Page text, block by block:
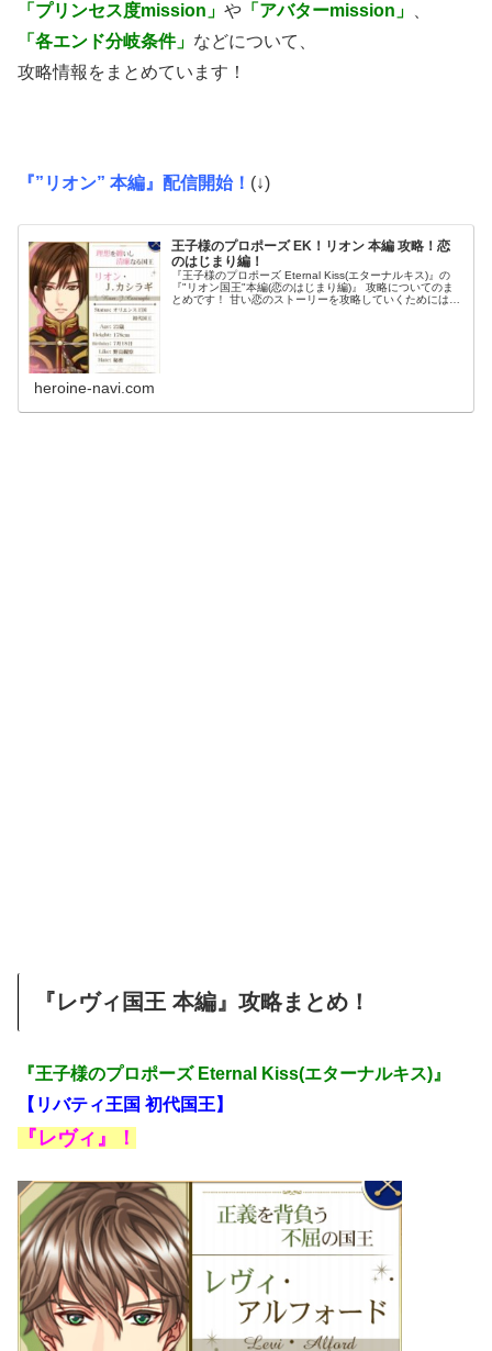
「プリンセス度mission」 や 「アバターmission」
「各エンド分岐条件」 などについて、
攻略情報をまとめています！
『”リオン” 本編』配信開始！ (↓)
王子様のプロポーズ EK！リオン 本編 攻略！恋
のはじまり編！
『王子様のプロポーズ Eternal Kiss(エターナルキス)』の
『"リオン国王"本編(恋のはじまり編)』 攻略についてのま
とめです！ 甘い恋のストーリーを攻略していくためには、
heroine-navi.com
『レヴィ国王 本編』攻略まとめ！
『王子様のプロポーズ Eternal Kiss(エターナルキス)』
【リバティ王国 初代国王】
『レヴィ』！